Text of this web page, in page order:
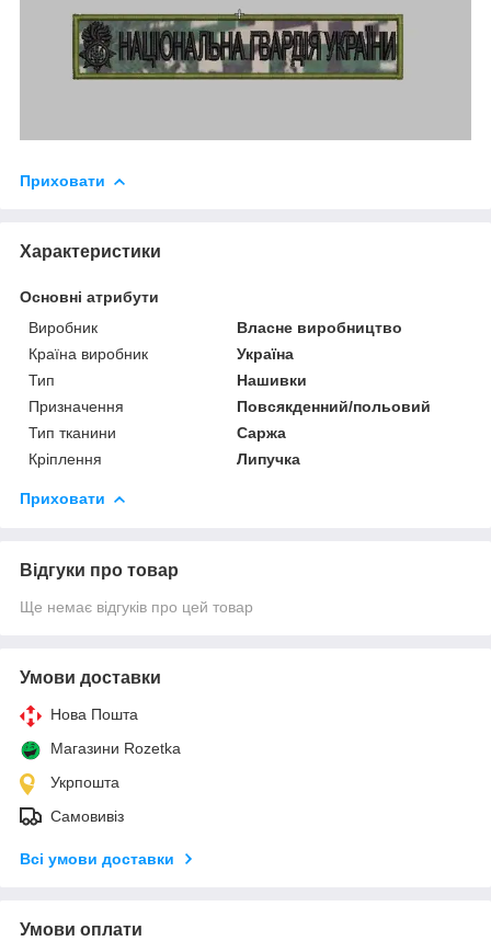
Приховати
Характеристики
Основні атрибути
Виробник
Власне виробництво
Країна виробник
Україна
Тип
Нашивки
Призначення
Повсякденний/польовий
Тип тканини
Саржа
Кріплення
Липучка
Приховати
Відгуки про товар
Ще немає відгуків про цей товар
Умови доставки
Нова Пошта
Магазини Rozetka
Укрпошта
Самовивіз
Всі умови доставки
Умови оплати